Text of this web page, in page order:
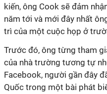
kiến, ông Cook sẽ đảm
năm tới và mới đây nhất
trì của một cuộc họp ở
Trước đó, ông từng tham
của nhà trường tương tự
Facebook, người gần đây
Quốc trong một bài phát